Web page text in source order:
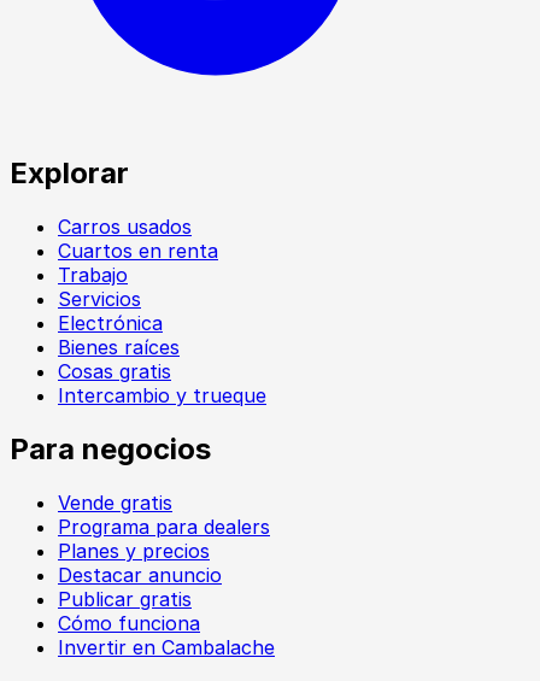
Explorar
Carros usados
Cuartos en renta
Trabajo
Servicios
Electrónica
Bienes raíces
Cosas gratis
Intercambio y trueque
Para negocios
Vende gratis
Programa para dealers
Planes y precios
Destacar anuncio
Publicar gratis
Cómo funciona
Invertir en Cambalache